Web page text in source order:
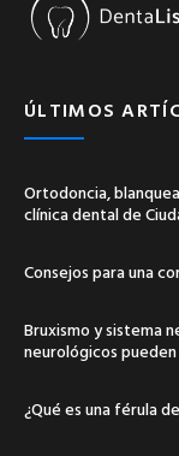
ÚLTIMOS
Ortodoncia,
clínica dental de
Consejos para una
Bruxismo y sistema
neurológicos
¿Qué es una férula